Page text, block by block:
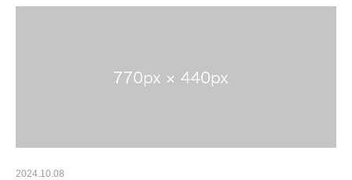
2024.10.08